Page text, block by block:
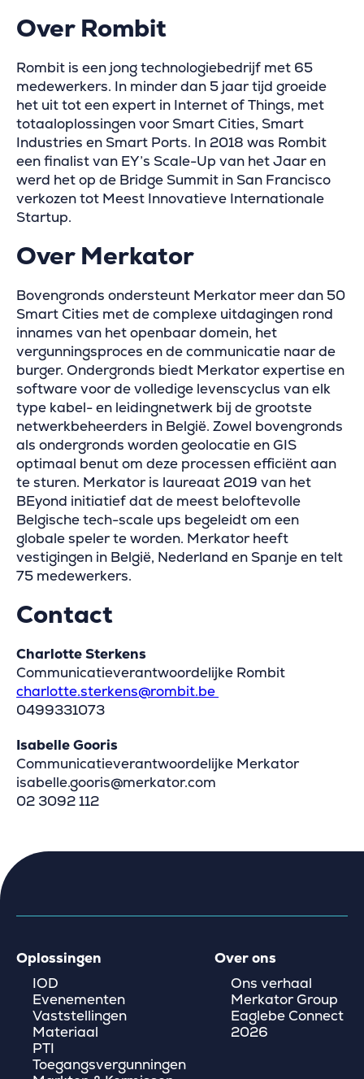
Over Rombit
Rombit is een jong technologiebedrijf met 65
medewerkers. In minder dan 5 jaar tijd groeide
het uit tot een expert in Internet of Things, met
totaaloplossingen voor Smart Cities, Smart
Industries en Smart Ports. In 2018 was Rombit
een finalist van EY’s Scale-Up van het Jaar en
werd het op de Bridge Summit in San Francisco
verkozen tot Meest Innovatieve Internationale
Startup.
Over Merkator
Bovengronds ondersteunt Merkator meer dan 50
Smart Cities met de complexe uitdagingen rond
innames van het openbaar domein, het
vergunningsproces en de communicatie naar de
burger. Ondergronds biedt Merkator expertise en
software voor de volledige levenscyclus van elk
type kabel- en leidingnetwerk bij de grootste
netwerkbeheerders in België. Zowel bovengronds
als ondergronds worden geolocatie en GIS
optimaal benut om deze processen efficiënt aan
te sturen. Merkator is laureaat 2019 van het
BEyond initiatief dat de meest beloftevolle
Belgische tech-scale ups begeleidt om een
globale speler te worden. Merkator heeft
vestigingen in België, Nederland en Spanje en telt
75 medewerkers.
Contact
Charlotte Sterkens
Communicatieverantwoordelijke Rombit
charlotte.sterkens@rombit.be
0499331073
Isabelle Gooris
Communicatieverantwoordelijke Merkator
isabelle.gooris@merkator.com
02 3092 112
Oplossingen
IOD
Evenementen
Vaststellingen
Materiaal
PTI
Toegangsvergunningen
Over ons
Ons verhaal
Merkator Group
Eaglebe Connect
2026